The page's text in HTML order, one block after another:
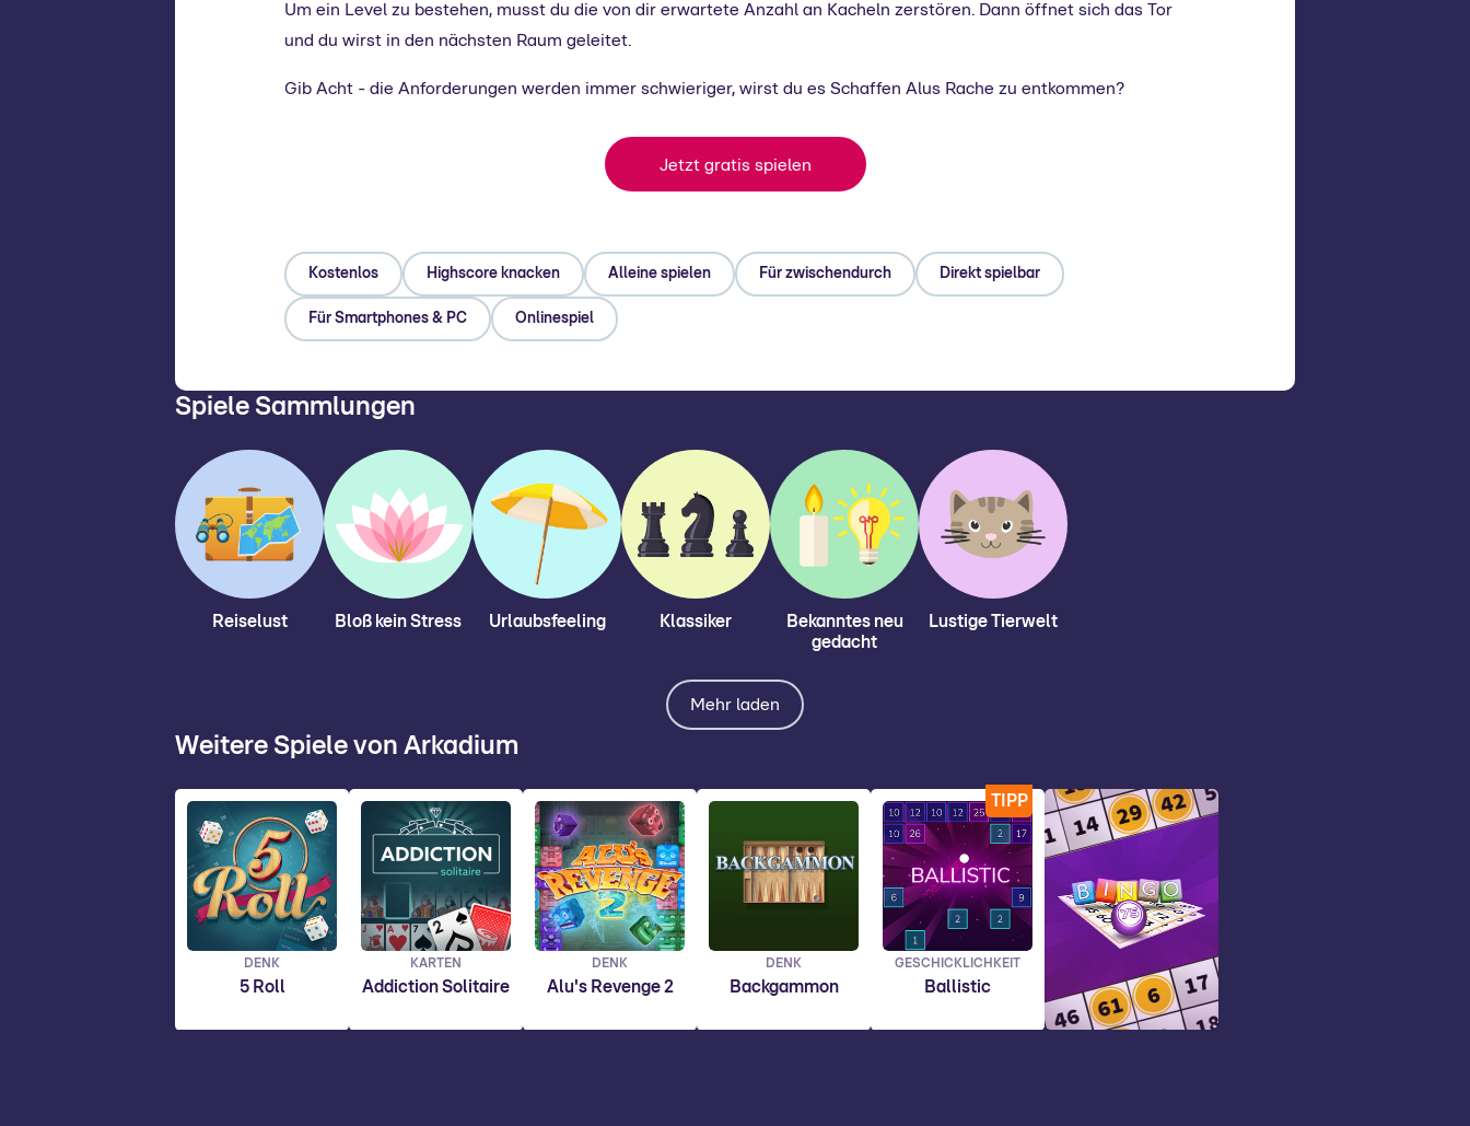
Um ein Level zu bestehen, musst du die von dir erwartete Anzahl an Kacheln zerstören. Dann öffnet sich das Tor
und du wirst in den nächsten Raum geleitet.
Gib Acht - die Anforderungen werden immer schwieriger, wirst du es Schaffen Alus Rache zu entkommen?
Jetzt gratis spielen
Kostenlos Highscore knacken Alleine spielen Für zwischendurch Direkt spielbar
Für Smartphones & PC Onlinespiel
Spiele Sammlungen
Reiselust Bloß kein Stress Urlaubsfeeling Klassiker
Bekanntes neu
gedacht
Lustige Tierwelt
Mehr laden
Weitere Spiele von Arkadium
DENK
5 Roll
KARTEN
Addiction Solitaire
DENK
Alu's Revenge 2
DENK
Backgammon
TIPP
GESCHICKLICHKEIT
Ballistic